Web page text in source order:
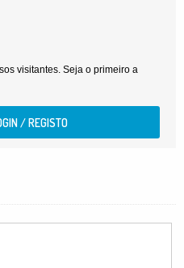
visitantes. Seja o primeiro a